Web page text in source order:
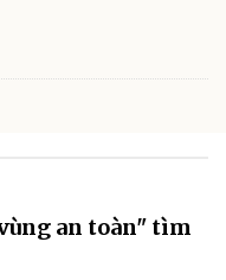
an toàn" tìm